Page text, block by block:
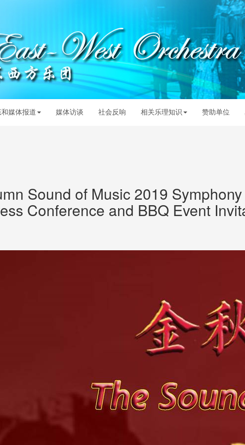
媒体报道 媒体访谈 社会反响 相关乐理知识 赞助单位
Sound of Music 2019
Conference and BBQ Event